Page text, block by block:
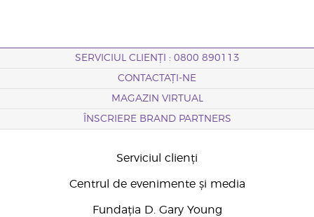
SERVICIUL CLIENȚI : 0800 890113
CONTACTAȚI-NE
MAGAZIN VIRTUAL
ÎNSCRIERE BRAND PARTNERS
Serviciul clienți
Centrul de evenimente și media
Fundația D. Gary Young